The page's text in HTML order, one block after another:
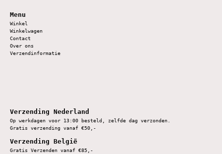
Menu
Winkel
Winkelwagen
Contact
Over ons
Verzendinformatie
Verzending Nederland
Op werkdagen voor 13:00 besteld, zelfde dag verzonden.
Gratis verzending vanaf €50,-
Verzending België
Gratis Verzenden vanaf €85,-